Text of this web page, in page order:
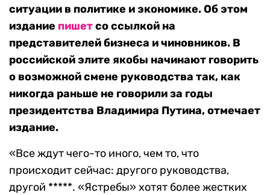
ситуации в политике и экономике. Об этом
издание пишетсо ссылкой на
представителей бизнеса и чиновников. В
российской элите якобы начинают говорить
о возможной смене руководства так, как
никогда раньше не говорили за годы
президентства Владимира Путина, отмечает
издание.
«Все ждут чего-то иного, чем то, что
происходит сейчас: другого руководства,
другой *****. «Ястребы» хотят более жестких